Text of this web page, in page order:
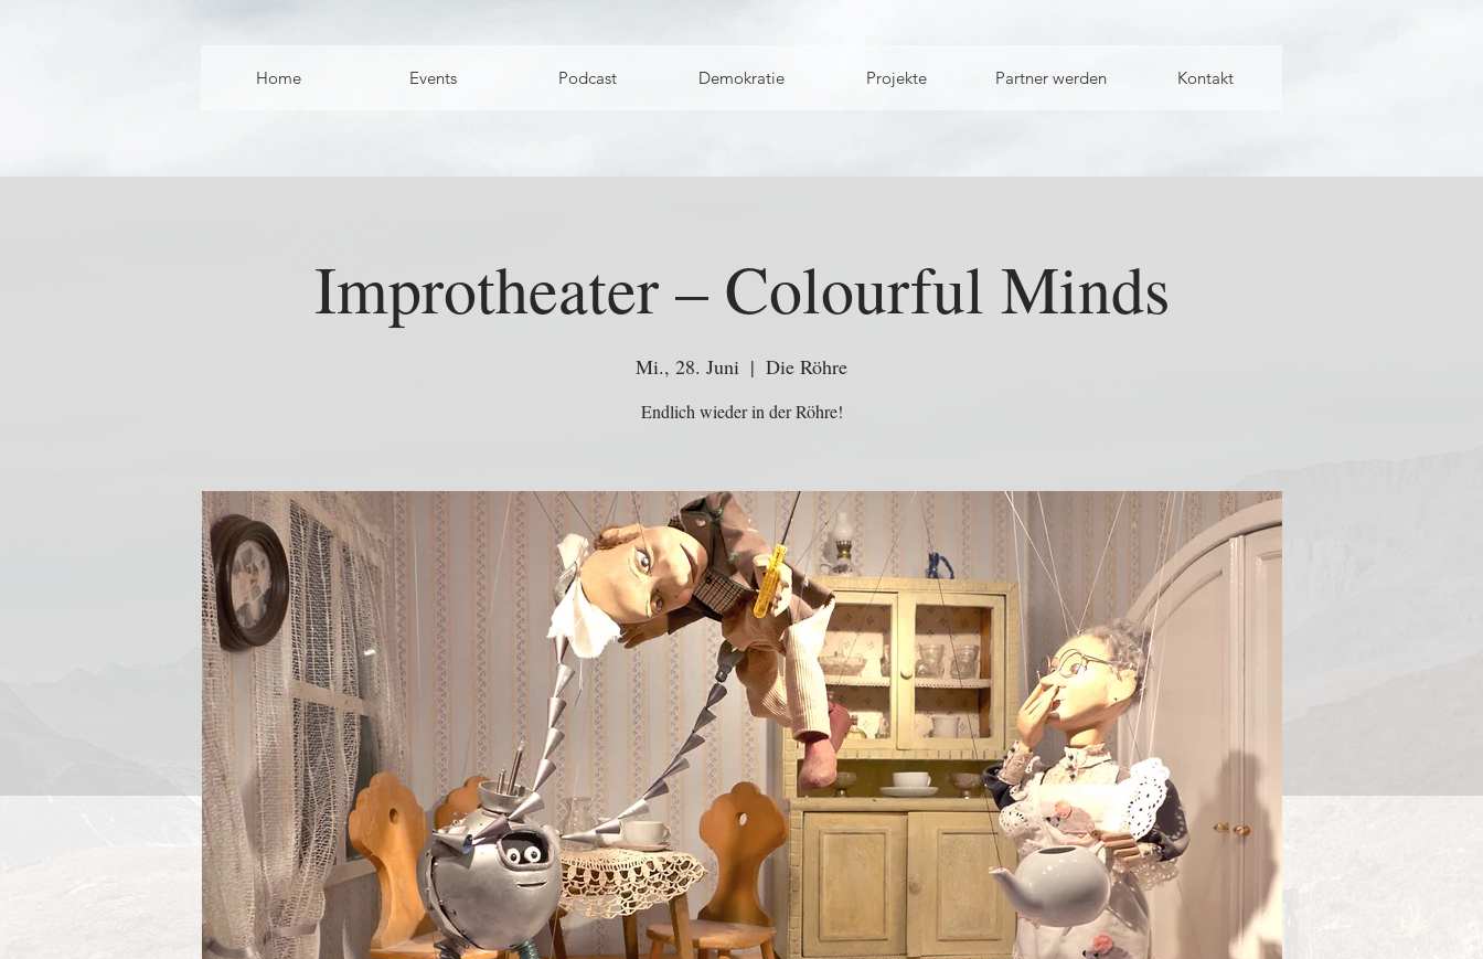
Home Events Podcast Demokratie Projekte Partner werden Kontakt
Improtheater – Colourful Minds
Mi., 28. Juni
  |
Die Röhre
Endlich wieder in der Röhre!